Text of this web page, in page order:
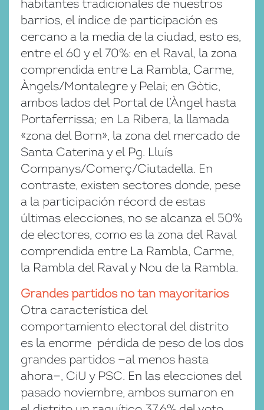
habitantes tradicionales de nuestros
barrios, el índice de participación es
cercano a la media de la ciudad, esto es,
entre el 60 y el 70%: en el Raval, la zona
comprendida entre La Rambla, Carme,
Àngels/Montalegre y Pelai; en Gòtic,
ambos lados del Portal de l’Àngel hasta
Portaferrissa; en La Ribera, la llamada
«zona del Born», la zona del mercado de
Santa Caterina y el Pg. Lluís
Companys/Comerç/Ciutadella. En
contraste, existen sectores donde, pese
a la participación récord de estas
últimas elecciones, no se alcanza el 50%
de electores, como es la zona del Raval
comprendida entre La Rambla, Carme,
la Rambla del Raval y Nou de la Rambla.
Grandes partidos no tan mayoritarios
Otra característica del
comportamiento electoral del distrito
es la enorme pérdida de peso de los dos
grandes partidos —al menos hasta
ahora—, CiU y PSC. En las elecciones del
pasado noviembre, ambos sumaron en